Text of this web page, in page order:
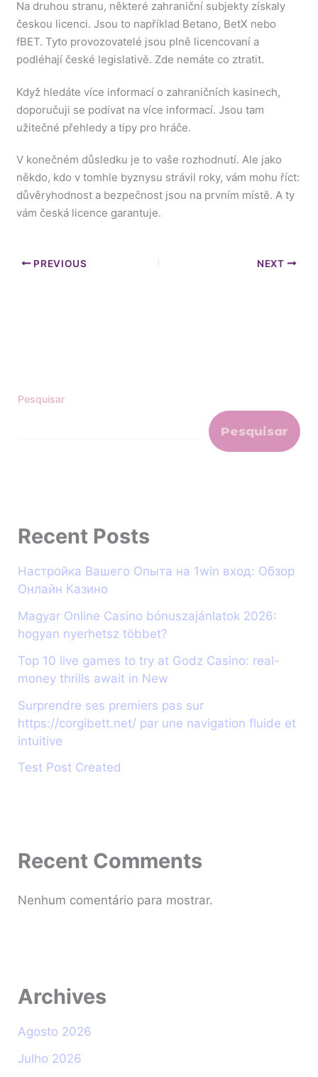
Pesquisar
Pesquisar
Recent Posts
Настройка Вашего Опыта на 1win вход: Обзор
Онлайн Казино
Magyar Online Casino bónuszajánlatok 2026:
hogyan nyerhetsz többet?
Top 10 live games to try at Godz Casino: real-
money thrills await in New
Surprendre ses premiers pas sur
https://corgibett.net/ par une navigation fluide et
intuitive
Test Post Created
Recent Comments
Nenhum comentário para mostrar.
Archives
Agosto 2026
Julho 2026
Na druhou stranu, některé zahraniční subjekty získaly
českou licenci. Jsou to například Betano, BetX nebo
fBET. Tyto provozovatelé jsou plně licencovaní a
podléhají české legislativě. Zde nemáte co ztratit.
Když hledáte více informací o zahraničních kasinech,
doporučuji se podívat na více informací. Jsou tam
užitečné přehledy a tipy pro hráče.
V konečném důsledku je to vaše rozhodnutí. Ale jako
někdo, kdo v tomhle byznysu strávil roky, vám mohu říct:
důvěryhodnost a bezpečnost jsou na prvním místě. A ty
vám česká licence garantuje.
PREVIOUS NEXT